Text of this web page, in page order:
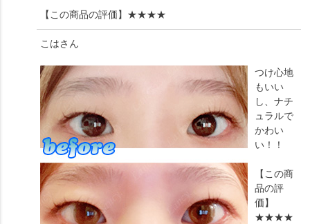
【この商品の評価】 ★★★★
こはさん
つけ心地
もいい
し、ナチ
ュラルで
かわい
い！！
【この商
品の評
価】
★★★★